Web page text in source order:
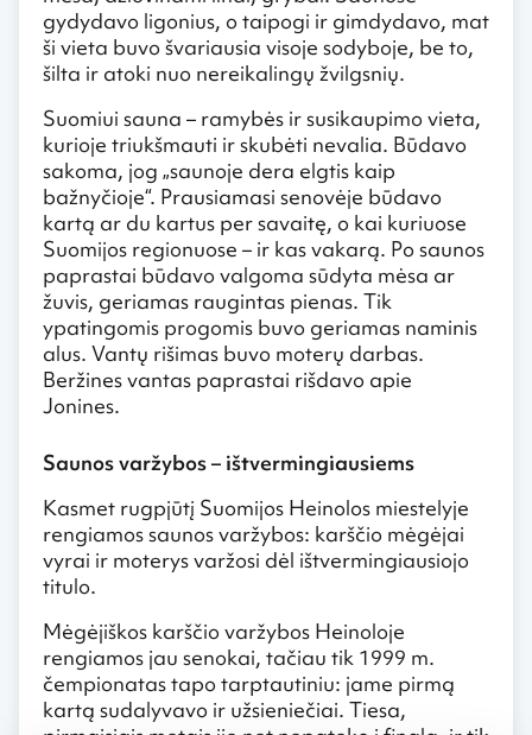
gydydavo ligonius, o taipogi ir gimdydavo, mat
ši vieta buvo švariausia visoje sodyboje, be to,
šilta ir atoki nuo nereikalingų žvilgsnių.
Suomiui sauna – ramybės ir susikaupimo vieta,
kurioje triukšmauti ir skubėti nevalia. Būdavo
sakoma, jog „saunoje dera elgtis kaip
bažnyčioje“. Prausiamasi senovėje būdavo
kartą ar du kartus per savaitę, o kai kuriuose
Suomijos regionuose – ir kas vakarą. Po saunos
paprastai būdavo valgoma sūdyta mėsa ar
žuvis, geriamas raugintas pienas. Tik
ypatingomis progomis buvo geriamas naminis
alus. Vantų rišimas buvo moterų darbas.
Beržines vantas paprastai rišdavo apie
Jonines.
Saunos varžybos – ištvermingiausiems
Kasmet rugpjūtį Suomijos Heinolos miestelyje
rengiamos saunos varžybos: karščio mėgėjai
vyrai ir moterys varžosi dėl ištvermingiausiojo
titulo.
Mėgėjiškos karščio varžybos Heinoloje
rengiamos jau senokai, tačiau tik 1999 m.
čempionatas tapo tarptautiniu: jame pirmą
kartą sudalyvavo ir užsieniečiai. Tiesa,